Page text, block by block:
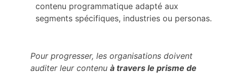
contenu programmatique adapté aux
segments spécifiques, industries ou personas.
Pour progresser, les organisations doivent
auditer leur contenu à travers le prisme de